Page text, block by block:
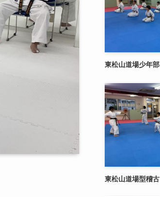
東松山道場少年部
東松山道場型稽古